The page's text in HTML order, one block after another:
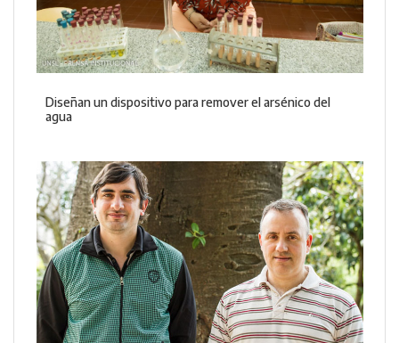
Diseñan un dispositivo para remover el arsénico del
agua